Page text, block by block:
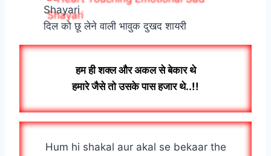
दिल को छू लेने वाली भावुक दुखद शायरी
हम ही शक्ल और अकल से बेकार थे
हमारे जैसे तो उसके पास हजार थे..!!
Hum hi shakal aur akal se bekaar the